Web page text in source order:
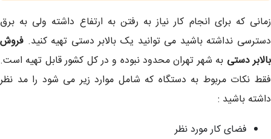
زمانی که برای انجام کار نیاز به رفتن به ارتفاع داشته ولی به برق
دسترسی نداشته باشید می توانید یک بالابر دستی تهیه کنید. فروش
بالابر دستی به شهر تهران محدود نبوده و در کل کشور قابل تهیه است.
فقط نکات مربوط به دستگاه که شامل موارد زیر می شود را مد نظر
داشته باشید :
فضای کار مورد نظر